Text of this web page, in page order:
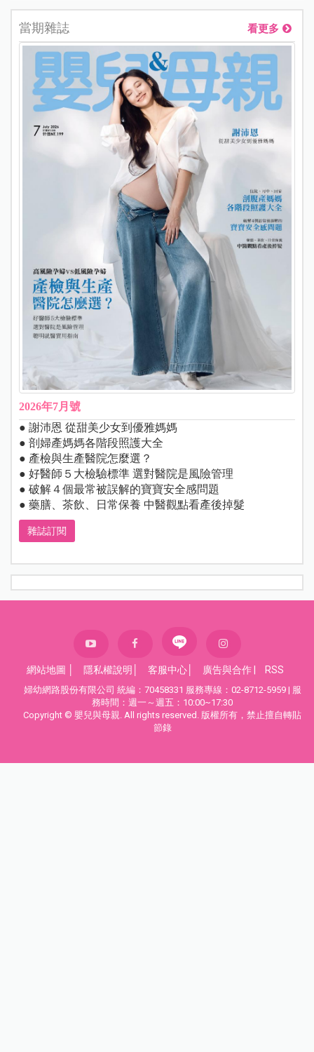
當期雜誌 看更多
2026年7月號
● 謝沛恩 從甜美少女到優雅媽媽
● 剖婦產媽媽各階段照護大全
● 產檢與生產醫院怎麼選？
● 好醫師５大檢驗標準 選對醫院是風險管理
● 破解４個最常被誤解的寶寶安全感問題
● 藥膳、茶飲、日常保養 中醫觀點看產後掉髮
雜誌訂閱
網站地圖 隱私權說明 客服中心 廣告與合作 RSS
婦幼網路股份有限公司 統編：70458331 服務專線：02-8712-5959 | 服
務時間：週一～週五：10:00~17:30
Copyright © 嬰兒與母親. All rights reserved. 版權所有，禁止擅自轉貼
節錄